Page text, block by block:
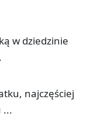
w dziedzinie
najczęściej
...